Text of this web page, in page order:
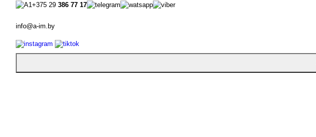
+375 29 386 77 17
info@a-im.by